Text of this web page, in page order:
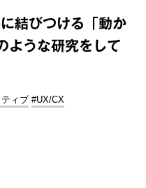
結びつける「動か
うな研究をして
ィブ #UX/CX